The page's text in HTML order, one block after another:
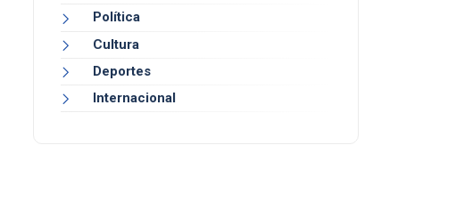
Política
Cultura
Deportes
Internacional